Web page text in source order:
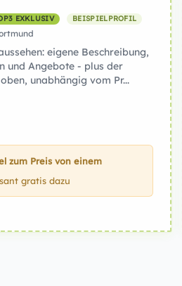
EXKLUSIV BEISPIELPROFIL
eigene Beschreibung,
und Angebote - plus der
unabhängig vom Pr...
zum Preis von einem
gratis dazu